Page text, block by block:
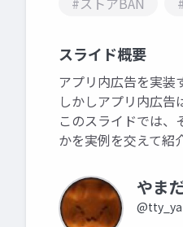
スライド概要
アプリ内広告を実装
しかしアプリ内広
このスライドでは
かを実例を交えて紹
やま